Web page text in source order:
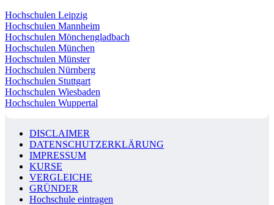
Hochschulen Leipzig
Hochschulen Mannheim
Hochschulen Mönchengladbach
Hochschulen München
Hochschulen Münster
Hochschulen Nürnberg
Hochschulen Stuttgart
Hochschulen Wiesbaden
Hochschulen Wuppertal
DISCLAIMER
DATENSCHUTZERKLÄRUNG
IMPRESSUM
KURSE
VERGLEICHE
GRÜNDER
Hochschule eintragen